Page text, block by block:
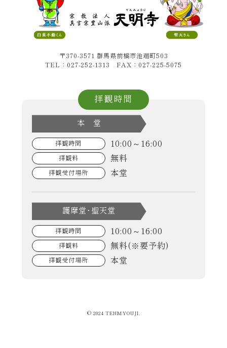
〒370-3571 群馬県前橋市池端町503
TEL：027-252-1313 FAX：027-225-5075
拝観時間
本 堂
拝観時間 10:00～16:00
拝観料 無料
拝観受付場所 本堂
護摩堂･聖天堂
拝観時間 10:00～16:00
拝観料 無料(※要予約)
拝観受付場所 本堂
© 2024 TENMYOUJI.